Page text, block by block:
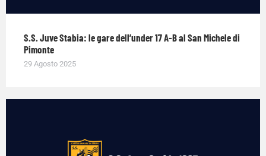
S.S. Juve Stabia: le gare dell’under 17 A-B al San Michele di
Pimonte
29 Agosto 2025